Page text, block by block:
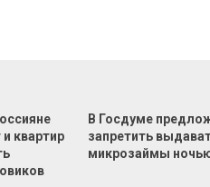
и квартир
В Госдуме
запретить
микрозаймы